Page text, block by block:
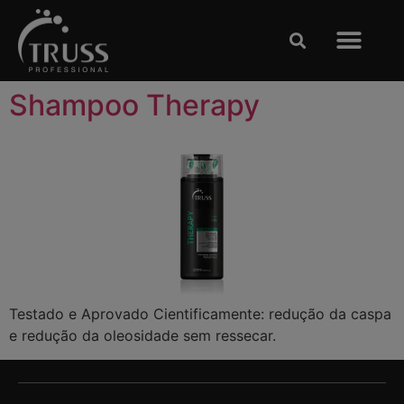
Shampoo Therapy
Testado e Aprovado Cientificamente: redução da caspa
e redução da oleosidade sem ressecar.